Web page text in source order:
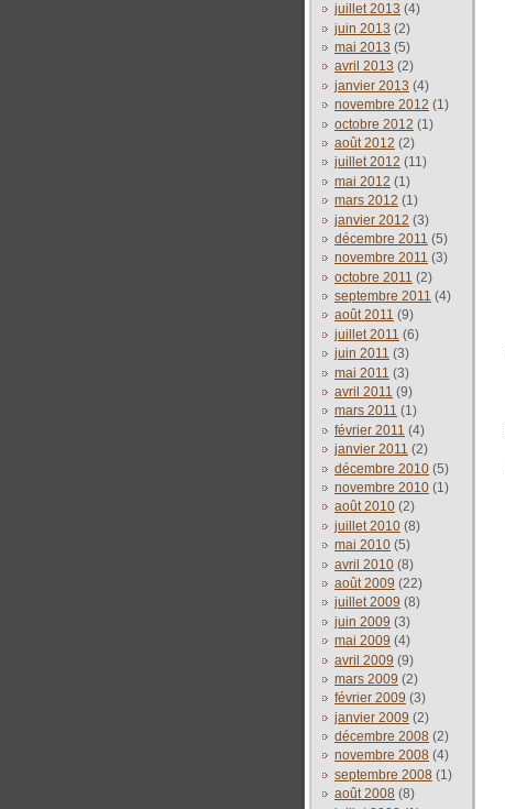
juillet 2013 (4)
juin 2013 (2)
mai 2013 (5)
avril 2013 (2)
janvier 2013 (4)
novembre 2012 (1)
octobre 2012 (1)
août 2012 (2)
juillet 2012 (11)
mai 2012 (1)
mars 2012 (1)
janvier 2012 (3)
décembre 2011 (5)
novembre 2011 (3)
octobre 2011 (2)
septembre 2011 (4)
août 2011 (9)
juillet 2011 (6)
juin 2011 (3)
mai 2011 (3)
avril 2011 (9)
mars 2011 (1)
février 2011 (4)
janvier 2011 (2)
décembre 2010 (5)
novembre 2010 (1)
août 2010 (2)
juillet 2010 (8)
mai 2010 (5)
avril 2010 (8)
août 2009 (22)
juillet 2009 (8)
juin 2009 (3)
mai 2009 (4)
avril 2009 (9)
mars 2009 (2)
février 2009 (3)
janvier 2009 (2)
décembre 2008 (2)
novembre 2008 (4)
septembre 2008 (1)
août 2008 (8)